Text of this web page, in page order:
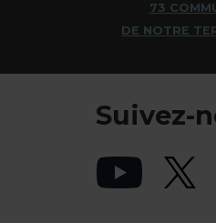
73
DE NOTRE
Suivez-